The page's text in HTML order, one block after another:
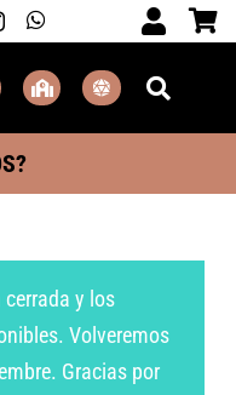
y los
Volveremos
Gracias por